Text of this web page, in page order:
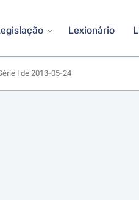
Lexionário
I de 2013-05-24